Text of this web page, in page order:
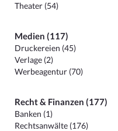
Theater (54)
Medien (117)
Druckereien (45)
Verlage (2)
Werbeagentur (70)
Recht & Finanzen (177)
Banken (1)
Rechtsanwälte (176)